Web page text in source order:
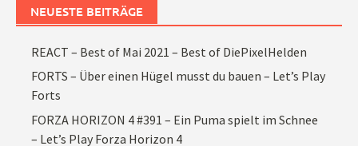
NEUESTE BEITRÄGE
REACT – Best of Mai 2021 – Best of DiePixelHelden
FORTS – Über einen Hügel musst du bauen – Let’s Play
Forts
FORZA HORIZON 4 #391 – Ein Puma spielt im Schnee
– Let’s Play Forza Horizon 4